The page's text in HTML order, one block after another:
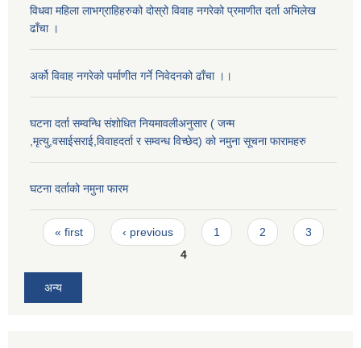
विधवा महिला लाभग्राहिहरुको दोस्रो विवाह नगरेको प्रमाणीत दर्ता अभिलेख
ढाँचा ।
अर्को विवाह नगरेको पर्माणीत गर्ने निवेदनको ढाँचा ।।
घटना दर्ता सम्वन्धि संशोधित नियमावलीअनुसार ( जन्म
,मृत्यु,वसाईसराई,विवाहदर्ता र सम्वन्ध विच्छेद) को नमुना सूचना फारामहरु
घटना दर्ताको नमुना फारम
Pages
« first ‹ previous 1 2
3
4
अन्य